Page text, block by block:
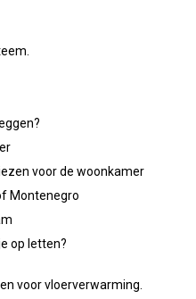
voor de woonkamer
Montenegro
op letten?
voor vloerverwarming.